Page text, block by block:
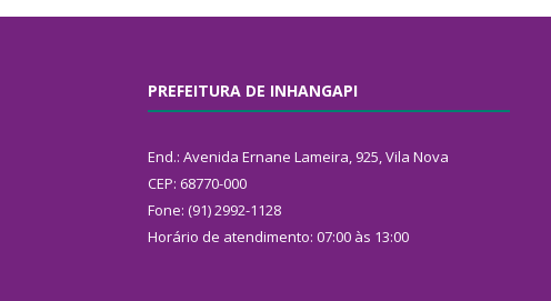
PREFEITURA DE INHANGAPI
End.: Avenida Ernane Lameira, 925, Vila Nova
CEP: 68770-000
Fone: (91) 2992-1128
Horário de atendimento: 07:00 às 13:00